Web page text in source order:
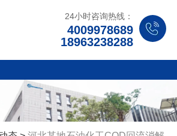
24小时咨询热线：
4009978689
18963238288